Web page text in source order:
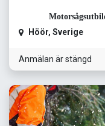
Höör, Sverige
Anmälan är stängd